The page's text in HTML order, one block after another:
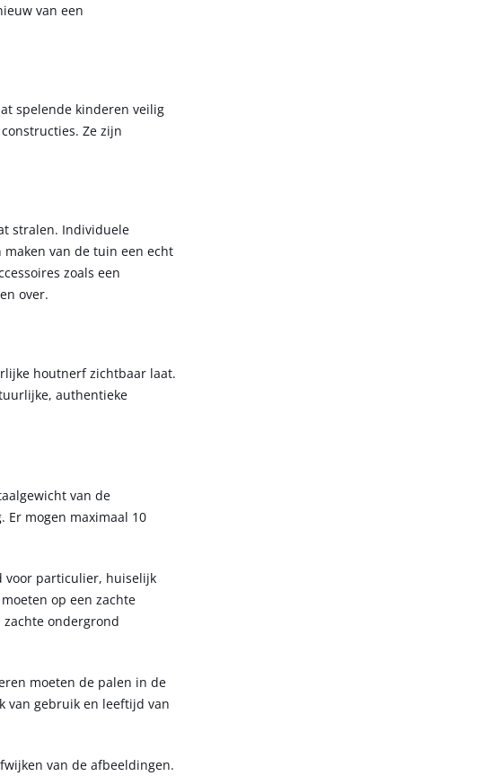
van een
spelende kinderen veilig
Ze zijn
stralen. Individuele
van de tuin een echt
zoals een
over.
houtnerf zichtbaar laat.
authentieke
van de
Er mogen maximaal 10
voor particulier, huiselijk
op een zachte
ondergrond
moeten de palen in de
van gebruik en leeftijd van
van de afbeeldingen.